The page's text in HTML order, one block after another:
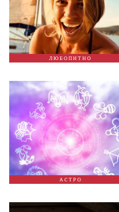
ЛЮБОПИТНО
АСТРО